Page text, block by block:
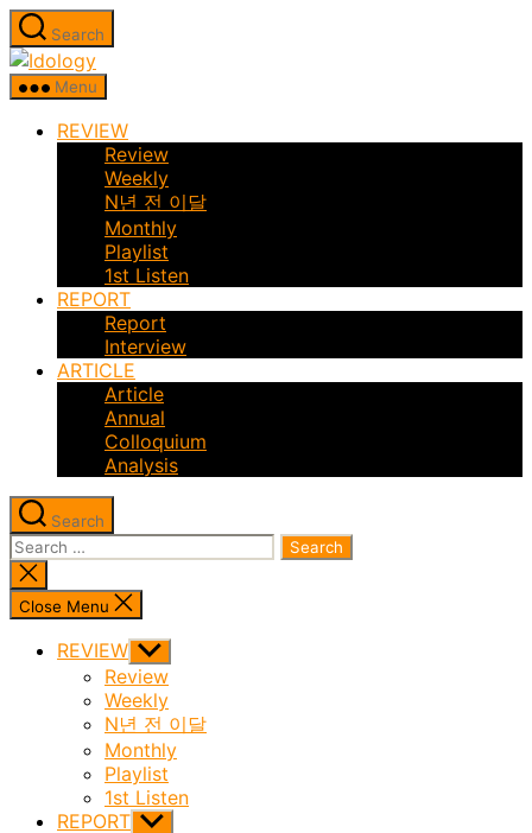
Skip
to
the
content
Search
Idology
Menu
REVIEW
Review
Weekly
N년 전 이달
Monthly
Playlist
1st Listen
REPORT
Report
Interview
ARTICLE
Article
Annual
Colloquium
Analysis
Search
Search
for:
Close
search
Close Menu
REVIEW Show
sub
menu
Review
Weekly
N년 전 이달
Monthly
Playlist
1st Listen
REPORT Show